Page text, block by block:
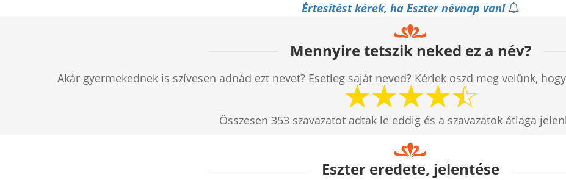
Értesítést kérek, ha Eszter névnap van!
Mennyire tetszik neked ez a név?
Akár gyermekednek is szívesen adnád ezt nevet? Esetleg saját neved? Kérlek oszd meg velünk,
Összesen 353 szavazatot adtak le eddig és a szavazatok átlaga
Eszter eredete, jelentése